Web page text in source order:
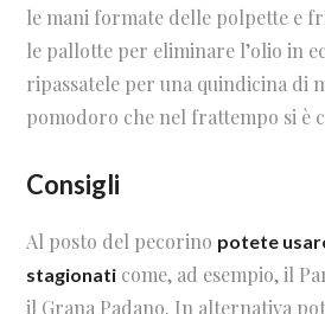
le mani formate delle polpette e
le pallotte per eliminare l’olio in
ripassatele per una quindicina di
pomodoro che nel frattempo si è
Consigli
Al posto del pecorino potete
stagionati come, ad esempio, il
il Grana Padano. In alternativa